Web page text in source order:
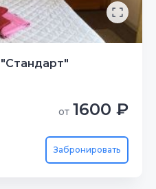
от 1600 ₽
Забронировать